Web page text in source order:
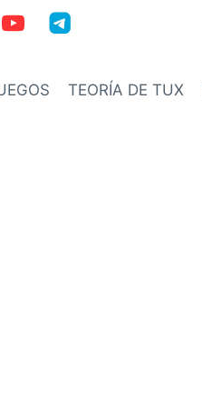
TEORÍA DE TUX